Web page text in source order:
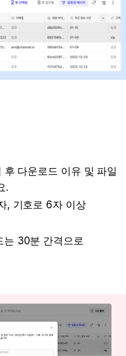
다운로드 이유 및 파일
.
, 기호로 6자 이상
는 30분 간격으로